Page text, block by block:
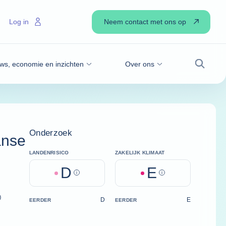
economie en inzichten Over ons
Zoek
Log in Neem contact met ons op
Onderzoek
LANDENRISICO
D Help
ZAKELIJK KLIMAAT
E Help
EERDER D EERDER E